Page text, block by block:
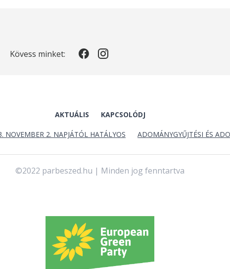
Kövess minket:
AKTUÁLIS KAPCSOLÓDJ
NOVEMBER 2. NAPJÁTÓL HATÁLYOS ADOMÁNYGYŰJTÉSI ÉS
©2022 parbeszed.hu | Minden jog fenntartva